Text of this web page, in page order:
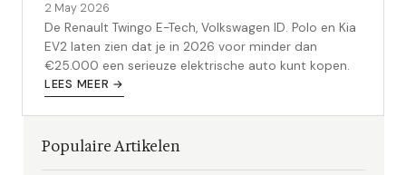
2 May 2026
De Renault Twingo E-Tech, Volkswagen ID. Polo en Kia
EV2 laten zien dat je in 2026 voor minder dan
€25.000 een serieuze elektrische auto kunt kopen.
LEES MEER →
Populaire Artikelen